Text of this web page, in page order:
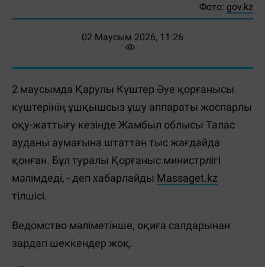
Фото: gov.kz
02 Маусым 2026, 11:26
2 маусымда Қарулы Күштер Әуе қорғанысы
күштерінің ұшқышсыз ұшу аппараты жоспарлы
оқу-жаттығу кезінде Жамбыл облысы Талас
ауданы аумағына штаттан тыс жағдайда
қонған. Бұл туралы Қорғаныс министрлігі
мәлімдеді, - деп хабарлайды Massaget.kz
тілшісі.
Ведомство мәліметінше, оқиға салдарынан
зардап шеккендер жоқ.